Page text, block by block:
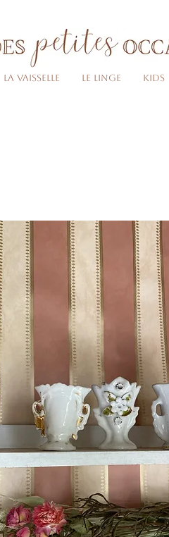
La vaisselle Le linge Kids